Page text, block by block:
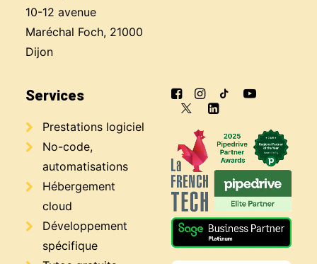
10-12 avenue
Maréchal Foch, 21000
Dijon
Services
Prestations logiciel
No-code,
automatisations
Hébergement
cloud
Développement
spécifique